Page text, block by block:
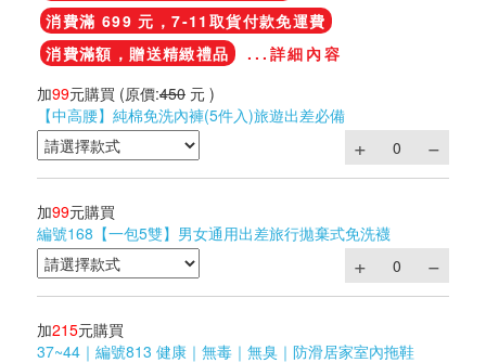
消費滿 699 元，7-11取貨付款免運費
消費滿額，贈送精緻禮品
...詳細內容
加99元購買 (原價:450 元 )
【中高腰】純棉免洗內褲(5件入)旅遊出差必備
加99元購買
編號168【一包5雙】男女通用出差旅行拋棄式免洗襪
加215元購買
37~44｜編號813 健康｜無毒｜無臭｜防滑居家室內拖鞋